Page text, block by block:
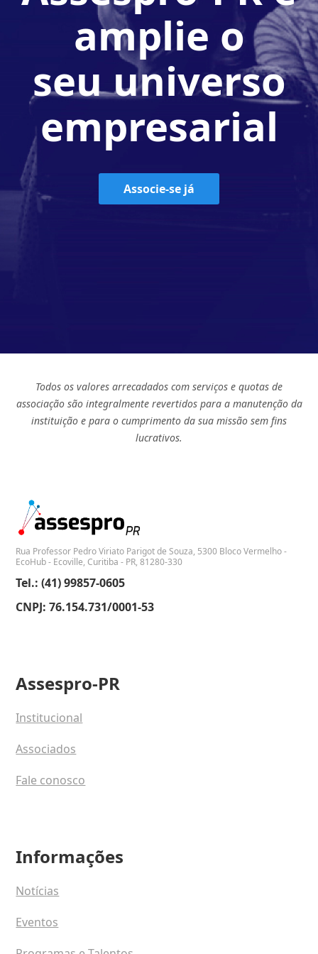
amplie o
seu universo
empresarial
Associe-se já
Todos os valores arrecadados com serviços e quotas de
associação são integralmente revertidos para a manutenção da
instituição e para o cumprimento da sua missão sem fins
lucrativos.
Rua Professor Pedro Viriato Parigot de Souza, 5300 Bloco Vermelho -
EcoHub - Ecoville, Curitiba - PR, 81280-330
Tel.: (41) 99857-0605
CNPJ: 76.154.731/0001-53
Assespro-PR
Institucional
Associados
Fale conosco
Informações
Notícias
Eventos